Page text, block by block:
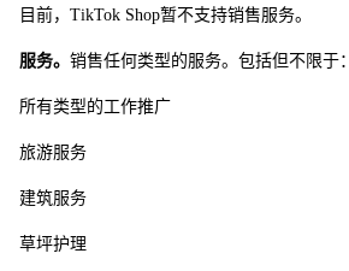
目前，TikTok Shop暂不支持销售服务。
服务。 销售任何类型的服务。包括但不限于：
所有类型的工作推广
旅游服务
建筑服务
草坪护理